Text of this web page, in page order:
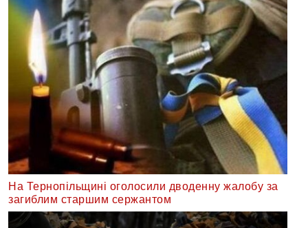
На Тернопільщині оголосили дводенну жалобу за
загиблим старшим сержантом